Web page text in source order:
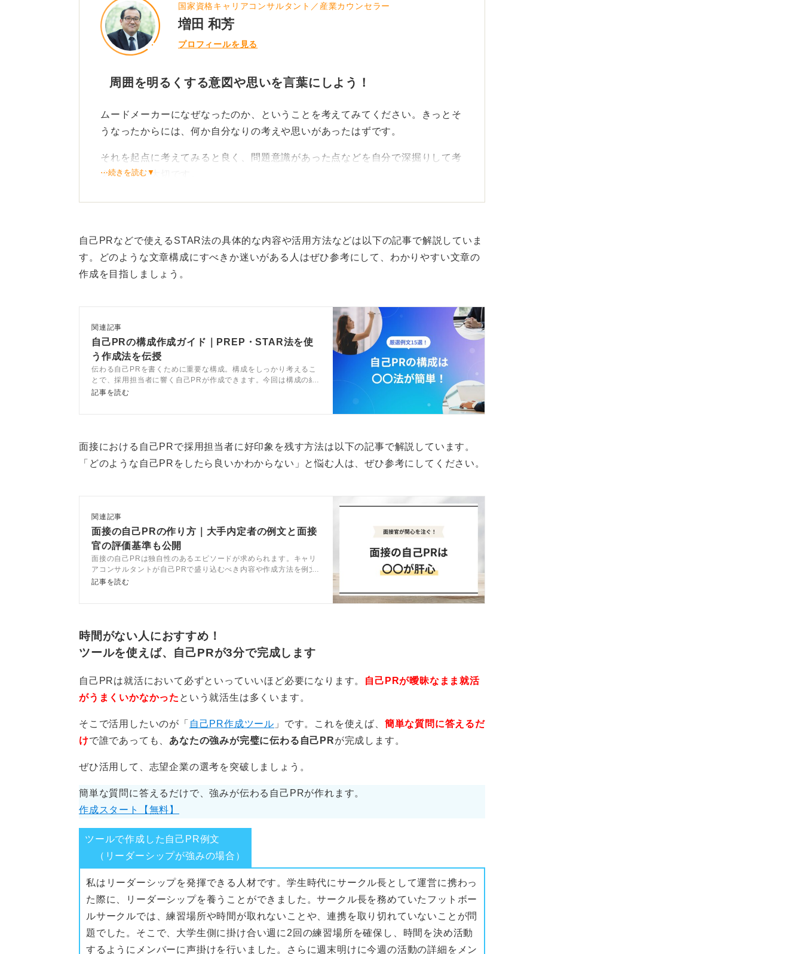
国家資格キャリアコンサルタント／産業カウンセラー
増田 和芳
プロフィールを見る
周囲を明るくする意図や思いを言葉にしよう！
ムードメーカーになぜなったのか、ということを考えてみてください。きっとそ
うなったからには、何か自分なりの考えや思いがあったはずです。
それを起点に考えてみると良く、問題意識があった点などを自分で深掘りして考
えることが大切です。
たとえば場の雰囲気が重たいものになってしまったときに、そこを明るくしよう
心理的安全性を作る力として自信を持って語ろう
最近は職場の雰囲気を大切にする傾向にあります。
仕事をするうえでも明るい雰囲気や楽観性を持って取り組まなければ、人間関係
がギスギスした職場になってしまうかもしれません。
お互いに気軽に意見を言い合えたり、反対意見でも受け入れてもらえたりする環
境は職場に欠かせないものです。
これがまさに心理的安全性を作る力といわれていますので、そんな思いを具体的
0
⋯続きを読む▼
自己PRなどで使えるSTAR法の具体的な内容や活用方法などは以下の記事で解説していま
す。どのような文章構成にすべきか迷いがある人はぜひ参考にして、わかりやすい文章の
作成を目指しましょう。
関連記事
自己PRの構成作成ガイド｜PREP・STAR法を使
う作成法を伝授
伝わる自己PRを書くために重要な構成。構成をしっかり考えるこ
とで、採用担当者に響く自己PRが作成できます。今回は構成の組
み立て方からエピソードの書き方、さらに自己PRを魅力的にする
記事を読む
面接における自己PRで採用担当者に好印象を残す方法は以下の記事で解説しています。
「どのような自己PRをしたら良いかわからない」と悩む人は、ぜひ参考にしてください。
関連記事
面接の自己PRの作り方｜大手内定者の例文と面接
官の評価基準も公開
面接の自己PRは独自性のあるエピソードが求められます。キャリ
アコンサルタントが自己PRで盛り込むべき内容や作成方法を例文
と解説。記事を参考に独自性のある自己PRを作成し、他の学生と
記事を読む
時間がない人におすすめ！
ツールを使えば、自己PRが3分で完成します
自己PRは就活において必ずといっていいほど必要になります。
自己PRが曖昧なまま就活
がうまくいかなかった という就活生は多くいます。
そこで活用したいのが「 自己PR作成ツール 」です。これを使えば、 簡単な質問に答えるだ
けで誰であっても、 あなたの強みが完璧に伝わる自己PRが完成します。
ぜひ活用して、志望企業の選考を突破しましょう。
簡単な質問に答えるだけで、強みが伝わる自己PRが作れます。
作成スタート【無料】
ツールで作成した自己PR例文
（リーダーシップが強みの場合）
私はリーダーシップを発揮できる人材です。学生時代にサークル長として運営に携わっ
た際に、リーダーシップを養うことができました。サークル長を務めていたフットボー
ルサークルでは、練習場所や時間が取れないことや、連携を取り切れていないことが問
題でした。そこで、大学生側に掛け合い週に2回の練習場所を確保し、時間を決め活動
するようにメンバーに声掛けを行いました。さらに週末明けに今週の活動の詳細をメン